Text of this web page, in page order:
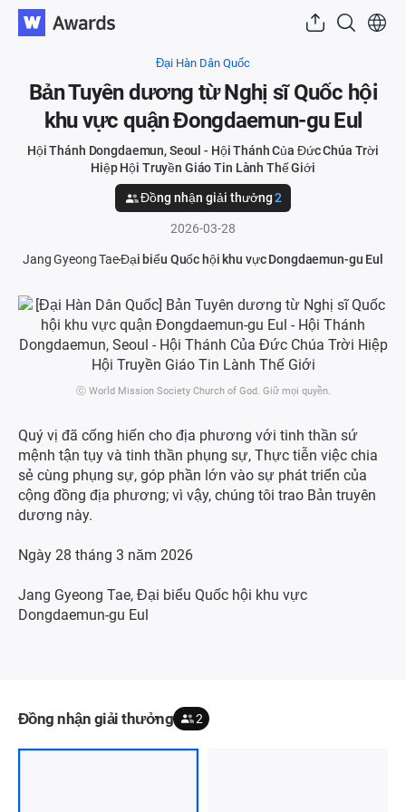
Đại Hàn Dân Quốc
Bản Tuyên dương từ Nghị sĩ Quốc hội
khu vực quận Đongdaemun-gu Eul
Hội Thánh Dongdaemun, Seoul - Hội Thánh Của Đức Chúa Trời
Hiệp Hội Truyền Giáo Tin Lành Thế Giới
Đồng nhận giải thưởng2
2026-03-28
Jang Gyeong TaeĐại biểu Quốc hội khu vực Dongdaemun-gu Eul
ⓒ World Mission Society Church of God. Giữ mọi quyền.
Quý vị đã cống hiến cho địa phương với tinh thần sứ
mệnh tận tụy và tinh thần phụng sự, Thực tiễn việc chia
sẻ cùng phụng sự, góp phần lớn vào sự phát triển của
cộng đồng địa phương; vì vậy, chúng tôi trao Bản truyên
dương này.
Ngày 28 tháng 3 năm 2026
Jang Gyeong Tae, Đại biểu Quốc hội khu vực
Dongdaemun-gu Eul
Đồng nhận giải thưởng 2